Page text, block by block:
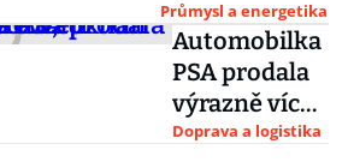
záležitostí
AAA Auto
stoupá,
prodávají se
rekordním
tempem
Průmysl a energetika
Automobilka
PSA prodala
výrazně víc
vozů,
Doprava a logistika